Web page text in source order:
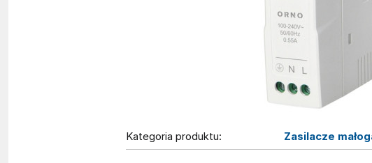
Kategoria produktu: Zasilacze